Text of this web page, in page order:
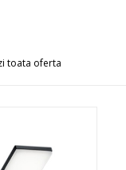
toata oferta